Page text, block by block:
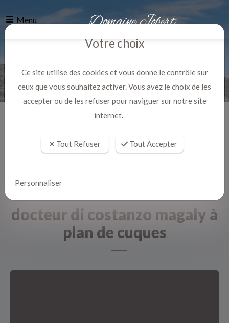
Menu
docteur di costanzo magaly à
plan de cuques
Votre choix
Ce site utilise des cookies et vous donne le contrôle sur
ceux que vous souhaitez activer. Vous avez le choix de les
accepter ou de les refuser pour naviguer sur notre site
internet.
Tout Refuser Tout Accepter
Personnaliser